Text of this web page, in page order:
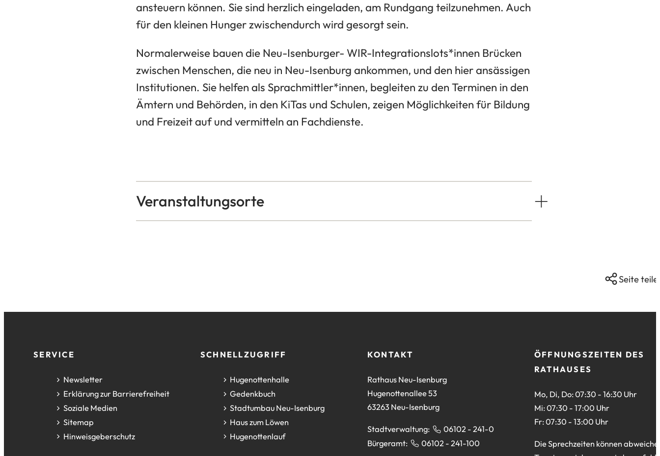
ansteuern können. Sie sind herzlich eingeladen, am Rundgang teilzunehmen. Auch
für den kleinen Hunger zwischendurch wird gesorgt sein.
Normalerweise bauen die Neu-Isenburger- WIR-Integrationslots*innen Brücken
zwischen Menschen, die neu in Neu-Isenburg ankommen, und den hier ansässigen
Institutionen. Sie helfen als Sprachmittler*innen, begleiten zu den Terminen in den
Ämtern und Behörden, in den KiTas und Schulen, zeigen Möglichkeiten für Bildung
und Freizeit auf und vermitteln an Fachdienste.
Veranstaltungsorte
Seite
FußzeileSERVICE
Newsletter
Erklärung zur Barrierefreiheit
Soziale Medien
Sitemap
Hinweisgeberschutz
SCHNELLZUGRIFF
Hugenottenhalle
(Öffnet
in
einem
neuen
Tab)
Gedenkbuch
(Öffnet
in
einem
neuen
Stadtumbau Neu-Isenburg
(Öffnet
in
einem
Haus zum Löwen
(Öffnet
in Hugenottenlauf
(Öffnet
KONTAKT
Rathaus Neu-Isenburg
Hugenottenallee 53
63263 Neu-Isenburg
Stadtverwaltung:
06102 - 241-0
Bürgeramt:
06102 - 241-100
ÖFFNUNGSZEITEN DES
RATHAUSES
Mo, Di, Do: 07:30 - 16:30 Uhr
Mi: 07:30 - 17:00 Uhr
Fr: 07:30 - 13:00 Uhr
Die Sprechzeiten können